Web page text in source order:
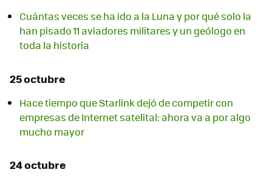
Cuántas veces se ha ido a la Luna y por qué solo la
han pisado 11 aviadores militares y un geólogo en
toda la historia
25 octubre
Hace tiempo que Starlink dejó de competir con
empresas de Internet satelital: ahora va a por algo
mucho mayor
24 octubre